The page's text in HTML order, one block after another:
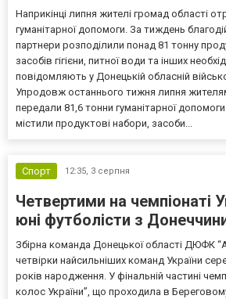
Наприкінці липня жителі громад області
гуманітарної допомоги. За тиждень
партнери розподілили понад 81 тонну
засобів гігієни, питної води та інших
повідомляють у Донецькій обласній
Упродовж останнього тижня липня
передали 81,6 тонни гуманітарної
містили продуктові набори, засоби...
Спорт 12:35, 3 серпня
Четвертими на чемпіонаті
юні футболісти з
Збірна команда Донецької області ДЮФК
четвірки найсильніших команд України
років народження. У фінальній частині
колос України”, що проходила в